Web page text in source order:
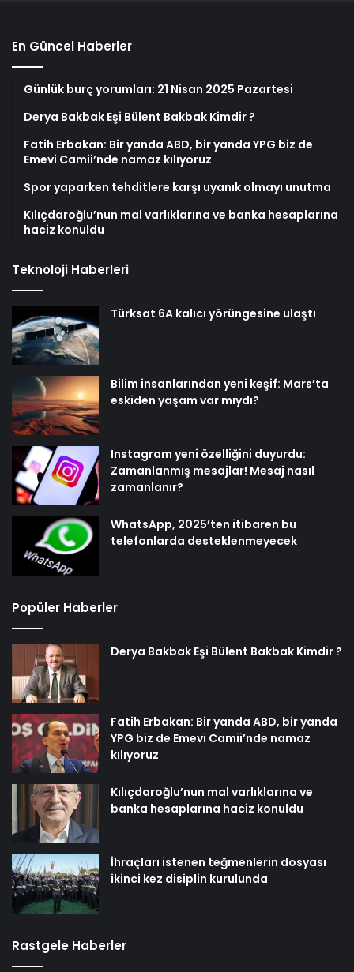
En Güncel Haberler
Günlük burç yorumları: 21 Nisan 2025 Pazartesi
Derya Bakbak Eşi Bülent Bakbak Kimdir ?
Fatih Erbakan: Bir yanda ABD, bir yanda YPG biz de
Emevi Camii’nde namaz kılıyoruz
Spor yaparken tehditlere karşı uyanık olmayı unutma
Kılıçdaroğlu’nun mal varlıklarına ve banka hesaplarına
haciz konuldu
Teknoloji Haberleri
Türksat 6A kalıcı yörüngesine ulaştı
Bilim insanlarından yeni keşif: Mars’ta
eskiden yaşam var mıydı?
Instagram yeni özelliğini duyurdu:
Zamanlanmış mesajlar! Mesaj nasıl
zamanlanır?
WhatsApp, 2025’ten itibaren bu
telefonlarda desteklenmeyecek
Popüler Haberler
Derya Bakbak Eşi Bülent Bakbak Kimdir ?
Fatih Erbakan: Bir yanda ABD, bir yanda
YPG biz de Emevi Camii’nde namaz
kılıyoruz
Kılıçdaroğlu’nun mal varlıklarına ve
banka hesaplarına haciz konuldu
İhraçları istenen teğmenlerin dosyası
ikinci kez disiplin kurulunda
Rastgele Haberler